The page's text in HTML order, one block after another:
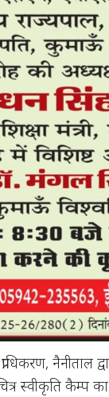
नैनीताल
स्वीकृति कैम्प